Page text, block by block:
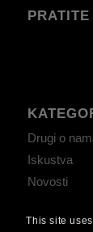
Drugi o
Iskustva
Novosti
This site